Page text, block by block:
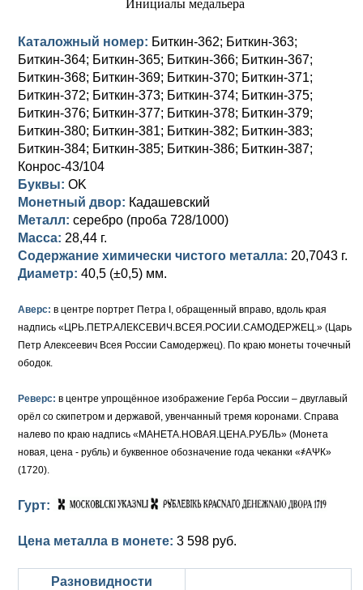
Для Польши
Памятные и донативные
Для Польши
Медь
Сибирские монеты
Для Молдавии и Валахии
Таврические монеты
Золото
Серебро
Медь
Для Пруссии
Ливонезы
Альбертусталер
Иоанн Антонович (1740-1741)
Анна Иоанновна (1730-1740)
Петр II (1727-1730)
Екатерина I (1725-1727)
Петр I (1682-1725)
Золото
Серебро
Для Речи Посполитой
Каталожный номер: Биткин-362; Биткин-363;
Биткин-364; Биткин-365; Биткин-366; Биткин-367;
Биткин-368; Биткин-369; Биткин-370; Биткин-371;
Биткин-372; Биткин-373; Биткин-374; Биткин-375;
Биткин-376; Биткин-377; Биткин-378; Биткин-379;
Биткин-380; Биткин-381; Биткин-382; Биткин-383;
Биткин-384; Биткин-385; Биткин-386; Биткин-387;
Конрос-43/104
Буквы: OK
Монетный двор: Кадашевский
Металл: серебро (проба 728/1000)
Масса: 28,44 г.
Содержание химически чистого металла: 20,7043 г.
Диаметр: 40,5 (±0,5) мм.
Аверс: в центре портрет Петра I, обращенный вправо, вдоль края
надпись «ЦРЬ.ПЕТР.АЛЕКСЕВИЧ.ВСЕЯ.РОСИИ.САМОДЕРЖЕЦ.» (Царь
Петр Алексеевич Всея России Самодержец). По краю монеты точечный
ободок.
Реверс: в центре упрощённое изображение Герба России – двуглавый
орёл со скипетром и державой, увенчанный тремя коронами. Справа
налево по краю надпись «МАНЕТА.НОВАЯ.ЦЕНА.РУБЛЬ» (Монета
новая, цена - рубль) и буквенное обозначение года чеканки «҂АΨК»
(1720).
Гурт:
Цена металла в монете: 3 598 руб.
Разновидности